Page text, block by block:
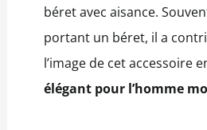
béret avec aisance.
portant un béret, il a
l’image de cet accessoire
élégant pour l’homme